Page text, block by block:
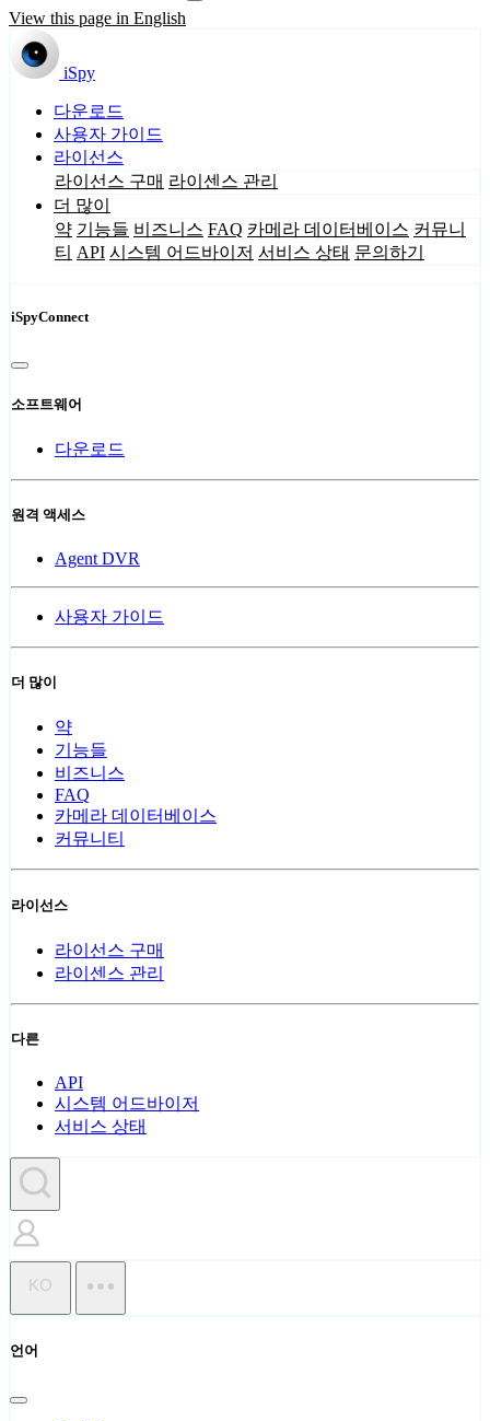
View this page in English
iSpy
다운로드
사용자 가이드
라이선스
라이선스 구매 라이센스 관리
더 많이
약 기능들 비즈니스 FAQ 카메라 데이터베이스 커뮤니
티 API 시스템 어드바이저 서비스 상태 문의하기
iSpyConnect
소프트웨어
다운로드
원격 액세스
Agent DVR
사용자 가이드
더 많이
약
기능들
비즈니스
FAQ
카메라 데이터베이스
커뮤니티
라이선스
라이선스 구매
라이센스 관리
다른
API
시스템 어드바이저
서비스 상태
KO
언어